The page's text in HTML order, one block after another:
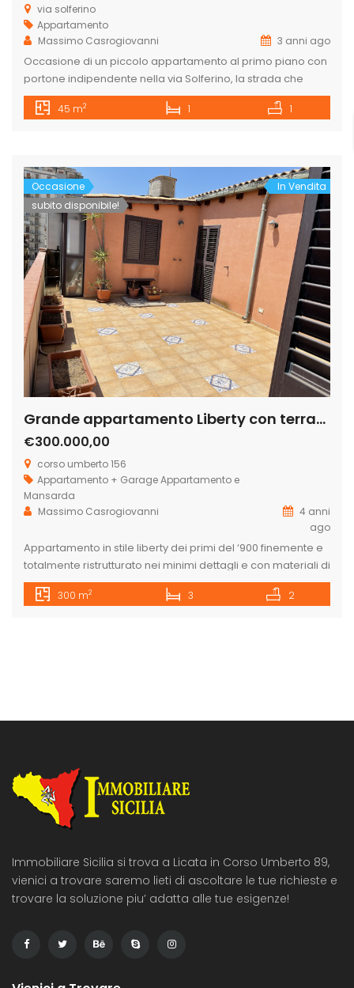
via solferino
Appartamento
Massimo Casrogiovanni
3 anni ago
Occasione di un piccolo appartamento al primo piano con
portone indipendente nella via Solferino, la strada che
porta da via Nazario Sauro alla bellissima Piazza
Sant’Angelo dove situato nella chiesa il patrono della città
ripostiglio. Ottimo investimento sia per una piccola
abitazione […]
45 m2 1 1
Occasione
subito disponibile!
In Vendita
Grande appartamento Liberty con terrazzo in corso Umberto
€300.000,00
corso umberto 156
Appartamento + GarageAppartamento e
Mansarda
Massimo Casrogiovanni
4 anni
ago
Appartamento in stile liberty dei primi del ‘900 finemente e
totalmente ristrutturato nei minimi dettagli e con materiali di
pregio sito nel in Corso Umberto, così composto: secondo
piano con due accessi indipendenti composto da un
300 m2 3 2
Immobiliare Sicilia si trova a Licata in Corso Umberto 89,
vienici a trovare saremo lieti di ascoltare le tue richieste e
trovare la soluzione piu’ adatta alle tue esigenze!